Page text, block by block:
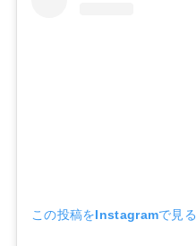
この投稿をInstagramで見る